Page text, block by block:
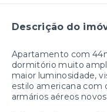
Descrição do
Apartamento com
dormitório muito
maior luminosidade,
estilo americana com
armários aéreos